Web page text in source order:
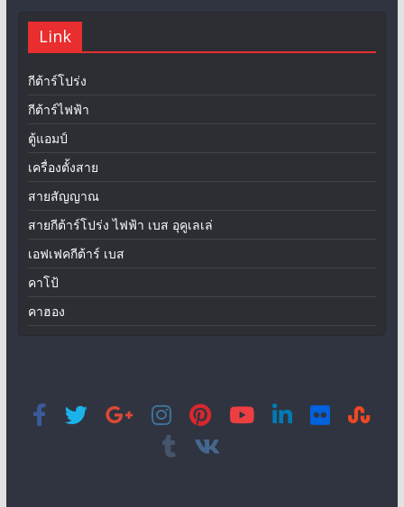
Link
กีต้าร์โปร่ง
กีต้าร์ไฟฟ้า
ตู้แอมป์
เครื่องตั้งสาย
สายสัญญาณ
สายกีต้าร์โปร่ง ไฟฟ้า เบส อุคูเลเล่
เอฟเฟคกีต้าร์ เบส
คาโป้
คาฮอง